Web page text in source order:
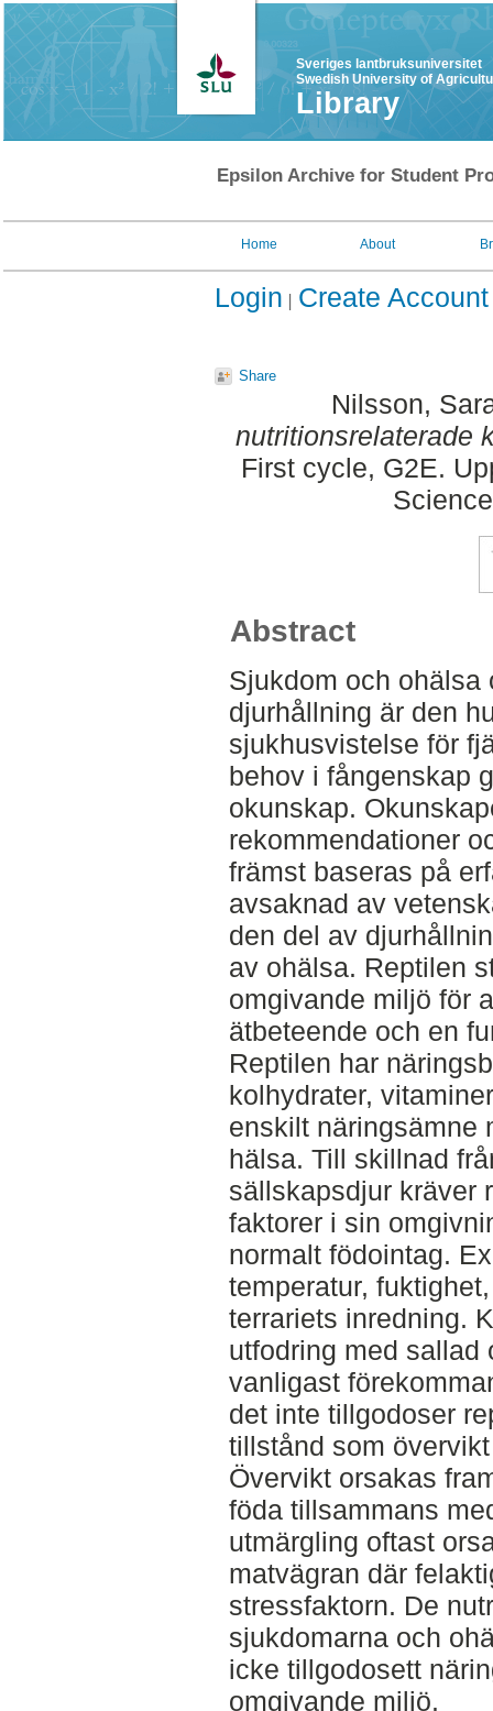
Sveriges lantbruksuniversitet
Swedish University of
Library
Epsilon Archive for Student
Home About
Login Create Account
Share
Nilsson,
nutritionsrelaterade
First cycle, G2E.
Abstract
Sjukdom och ohälsa
djurhållning är den
sjukhusvistelse för
behov i fångenskap
okunskap.
rekommendationer
främst baseras på
avsaknad av
den del av
av ohälsa. Reptilen
omgivande miljö för
ätbeteende och en
Reptilen har
kolhydrater,
enskilt näringsämne
hälsa. Till skillnad
sällskapsdjur kräver
faktorer i sin
normalt födointag.
temperatur,
terrariets inredning.
utfodring med sallad
vanligast
det inte tillgodoser
tillstånd som
Övervikt orsakas
föda tillsammans
utmärgling oftast
matvägran där
stressfaktorn. De
sjukdomarna och
icke tillgodosett
omgivande miljö.